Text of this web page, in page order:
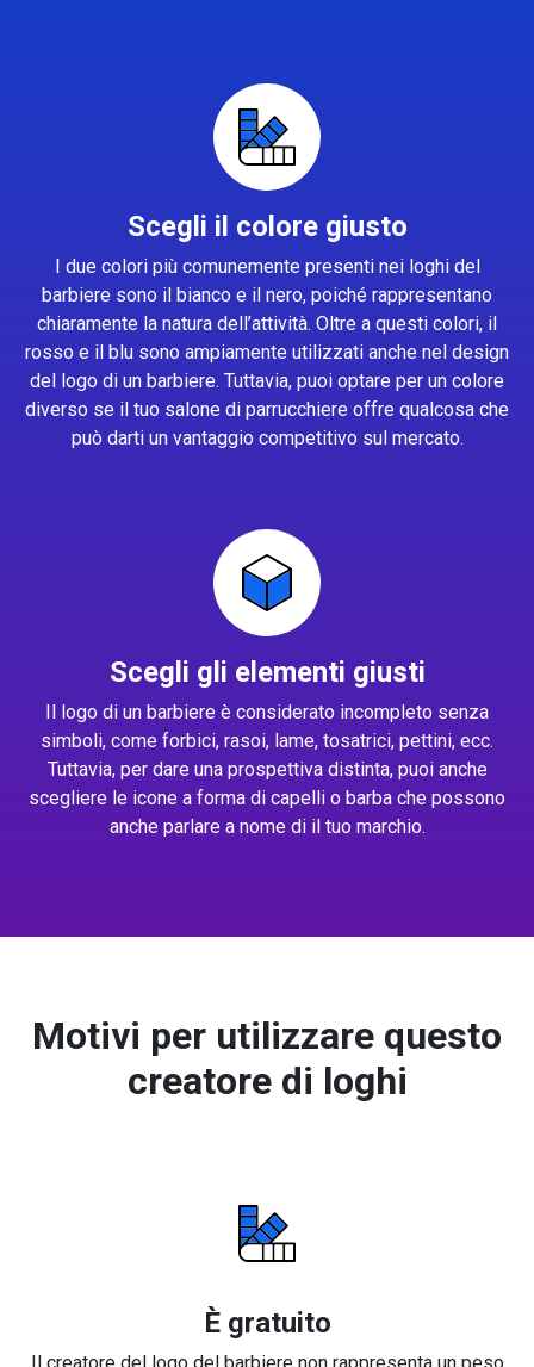
Scegli il colore giusto
I due colori più comunemente presenti nei loghi del
barbiere sono il bianco e il nero, poiché rappresentano
chiaramente la natura dell’attività. Oltre a questi colori, il
rosso e il blu sono ampiamente utilizzati anche nel design
del logo di un barbiere. Tuttavia, puoi optare per un colore
diverso se il tuo salone di parrucchiere offre qualcosa che
può darti un vantaggio competitivo sul mercato.
Scegli gli elementi giusti
Il logo di un barbiere è considerato incompleto senza
simboli, come forbici, rasoi, lame, tosatrici, pettini, ecc.
Tuttavia, per dare una prospettiva distinta, puoi anche
scegliere le icone a forma di capelli o barba che possono
anche parlare a nome di il tuo marchio.
Motivi per utilizzare questo
creatore di loghi
È gratuito
Il creatore del logo del barbierenon rappresenta un peso